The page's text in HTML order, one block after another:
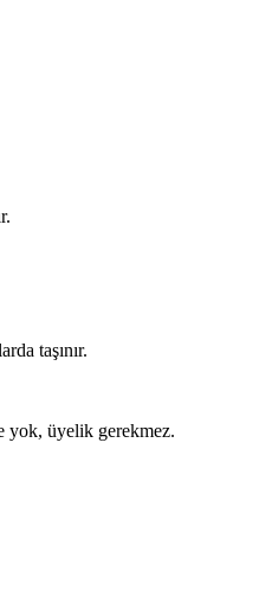
taşınır.
yok, üyelik gerekmez.